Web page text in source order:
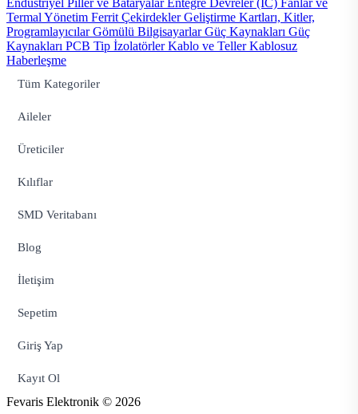
Endüstriyel Piller ve BataryalarEntegre Devreler (IC) Fanlar ve
Termal Yönetim Ferrit ÇekirdeklerGeliştirme Kartları, Kitler,
ProgramlayıcılarGömülü BilgisayarlarGüç Kaynakları Güç
Kaynakları PCB Tip İzolatörlerKablo ve TellerKablosuz
Haberleşme
Tüm Kategoriler
Aileler
Üreticiler
Kılıflar
SMD Veritabanı
Blog
İletişim
Sepetim
Giriş Yap
Kayıt Ol
Fevaris Elektronik © 2026